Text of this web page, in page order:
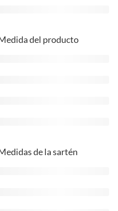
del producto
de la sartén